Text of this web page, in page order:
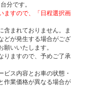
分です。
ますので、「日程選択画
まれておりません。ま
どが発生する場合がござ
いいたします。
りますので、予めご了承
ス内容とお車の状態・
作業価格が異なる場合が